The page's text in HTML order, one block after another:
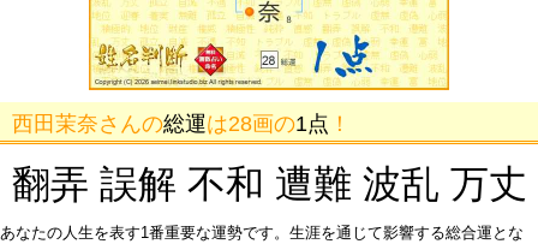
西田茉奈さんの総運は28画の1点 ！
翻弄 誤解 不和 遭難 波乱 万丈
あなたの人生を表す1番重要な運勢です。生涯を通じて影響する総合運とな